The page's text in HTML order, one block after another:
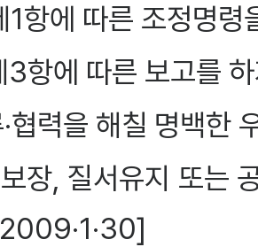
항에 따른 조정명령
항에 따른 보고를
협력을 해칠 명백한
장, 질서유지 또는